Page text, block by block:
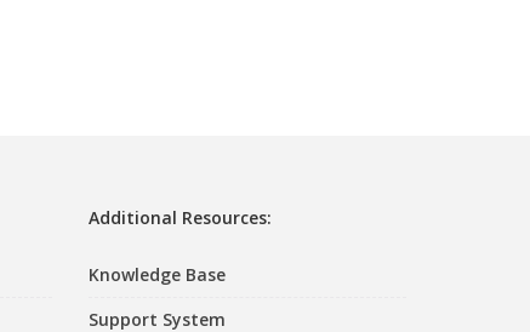
Additional Resources:
Knowledge Base
Support System